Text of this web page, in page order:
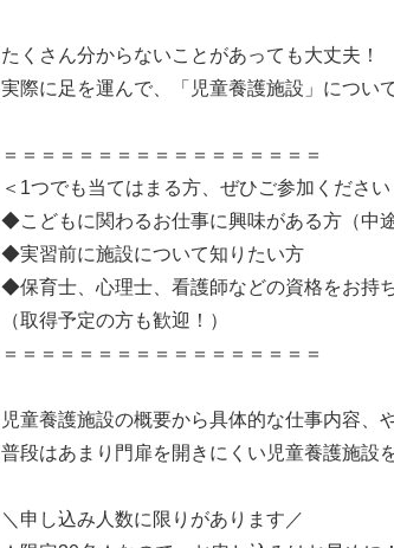
たくさん分からないことがあっても大丈夫！
実際に足を運んで、「児童養護施設」につい
＝＝＝＝＝＝＝＝＝＝＝＝＝＝＝＝＝
＜1つでも当てはまる方、ぜひご参加ください
◆こどもに関わるお仕事に興味がある方（中途
◆実習前に施設について知りたい方
◆保育士、心理士、看護師などの資格をお持
（取得予定の方も歓迎！）
＝＝＝＝＝＝＝＝＝＝＝＝＝＝＝＝＝
児童養護施設の概要から具体的な仕事内容、
普段はあまり門扉を開きにくい児童養護施設
＼申し込み人数に限りがあります／